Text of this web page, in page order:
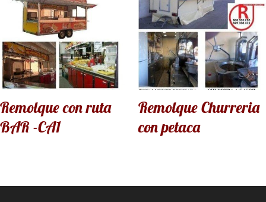
Remolque con ruta
BAR -CA1
Remolque Churreria
con petaca